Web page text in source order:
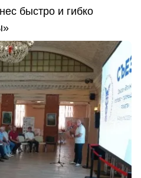
быстро и гибко